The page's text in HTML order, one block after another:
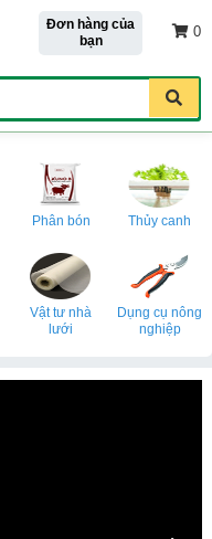
Đơn hàng của
bạn
0
Phân bón Thủy canh
Vật tư nhà
lưới
Dụng cụ nông
nghiệp